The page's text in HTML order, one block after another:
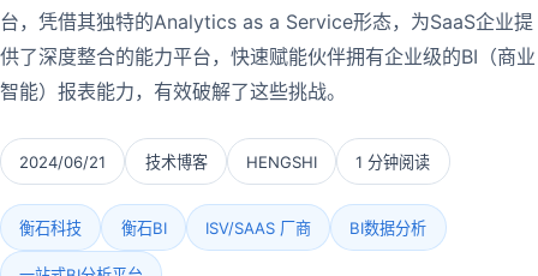
台，凭借其独特的Analytics as a Service形态，为SaaS企业提
供了深度整合的能力平台，快速赋能伙伴拥有企业级的BI（商业
智能）报表能力，有效破解了这些挑战。
2024/06/21 技术博客 HENGSHI 1 分钟阅读
衡石科技 衡石BI ISV/SAAS 厂商 BI数据分析